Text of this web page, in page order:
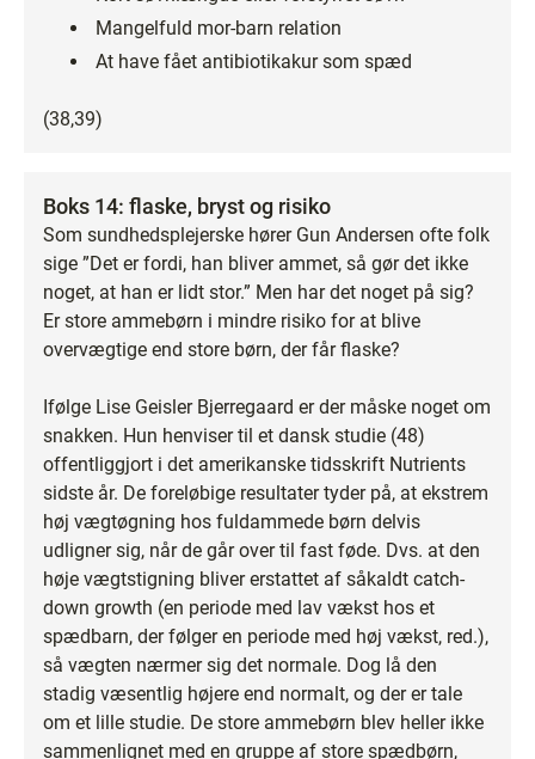
Mangelfuld mor-barn relation
At have fået antibiotikakur som spæd
(38,39)
Boks 14: flaske, bryst og risiko
Som sundhedsplejerske hører Gun Andersen ofte folk
sige ”Det er fordi, han bliver ammet, så gør det ikke
noget, at han er lidt stor.” Men har det noget på sig?
Er store ammebørn i mindre risiko for at blive
overvægtige end store børn, der får flaske?
Ifølge Lise Geisler Bjerregaard er der måske noget om
snakken. Hun henviser til et dansk studie (48)
offentliggjort i det amerikanske tidsskrift Nutrients
sidste år. De foreløbige resultater tyder på, at ekstrem
høj vægtøgning hos fuldammede børn delvis
udligner sig, når de går over til fast føde. Dvs. at den
høje vægtstigning bliver erstattet af såkaldt catch-
down growth (en periode med lav vækst hos et
spædbarn, der følger en periode med høj vækst, red.),
så vægten nærmer sig det normale. Dog lå den
stadig væsentlig højere end normalt, og der er tale
om et lille studie. De store ammebørn blev heller ikke
sammenlignet med en gruppe af store spædbørn,